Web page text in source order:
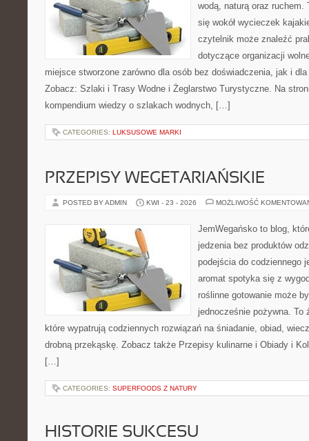
wodą, naturą oraz ruchem.
się wokół wycieczek
czytelnik może znaleźć
dotyczące organizacji
miejsce stworzone zarówno dla osób bez doświadczenia, jak i
Zobacz: Szlaki i Trasy Wodne i Żeglarstwo Turystyczne. Na
kompendium wiedzy o szlakach wodnych, […]
CATEGORIES: LUKSUSOWE MARKI
PRZEPISY WEGETARIAŃSKIE
POSTED BY ADMIN KWI - 23 - 2026 MOŻLIWOŚĆ
JemWegańsko to blog,
jedzenia bez produktów
podejścia do codziennego
aromat spotyka się z
roślinne gotowanie może
jednocześnie pożywna. To
które wypatrują codziennych rozwiązań na śniadanie, obiad,
drobną przekąskę. Zobacz także Przepisy kulinarne i Obiady i
[…]
CATEGORIES: SUPERFOODS Z NATURY
HISTORIE SUKCESU